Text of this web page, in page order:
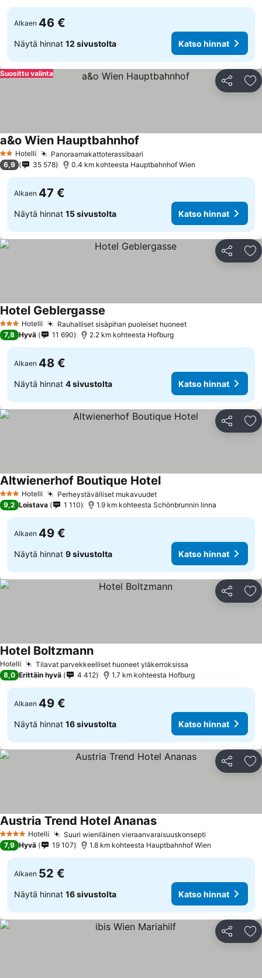
Alkaen 46 €
Näytä hinnat 12 sivustolta Katso hinnat
Jaa
Suosittu valinta
2 Tähtiluokitus
Hotelli Panoraamakattoterassibaari
a&o Wien Hauptbahnhof
6,9 35 578 0.4 km kohteesta Hauptbahnhof Wien
Alkaen 47 €
Näytä hinnat 15 sivustolta Katso hinnat
Jaa
3 Tähtiluokitus
Hotelli Rauhalliset sisäpihan puoleiset huoneet
Hotel Geblergasse
7,8 Hyvä 11 690 2.2 km kohteesta Hofburg
Alkaen 48 €
Näytä hinnat 4 sivustolta Katso hinnat
Jaa
3 Tähtiluokitus
Hotelli Perheystävälliset mukavuudet
Altwienerhof Boutique Hotel
9,2 Loistava 1 110 1.9 km kohteesta Schönbrunnin linna
Alkaen 49 €
Näytä hinnat 9 sivustolta Katso hinnat
Jaa
Hotelli Tilavat parvekkeelliset huoneet yläkerroksissa
Hotel Boltzmann
8,0 Erittäin hyvä 4 412 1.7 km kohteesta Hofburg
Alkaen 49 €
Näytä hinnat 16 sivustolta Katso hinnat
Jaa
4 Tähtiluokitus
Hotelli Suuri wieniläinen vieraanvaraisuuskonsepti
Austria Trend Hotel Ananas
7,9 Hyvä 19 107 1.8 km kohteesta Hauptbahnhof Wien
Alkaen 52 €
Näytä hinnat 16 sivustolta Katso hinnat
Jaa